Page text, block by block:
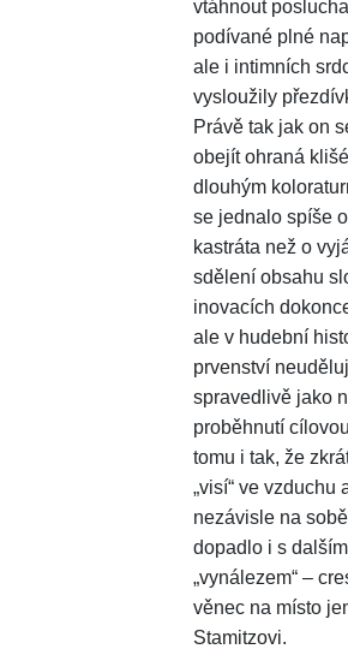
vtáhnout
podívané plné
ale i intimních
vysloužily
Právě tak jak on
obejít ohraná
dlouhým
se jednalo spíše
kastráta než o
sdělení obsahu
inovacích
ale v hudební
prvenství
spravedlivě jako
proběhnutí
tomu i tak, že
„visí“ ve
nezávisle na
dopadlo i s
„vynálezem“ –
věnec na místo
Stamitzovi.